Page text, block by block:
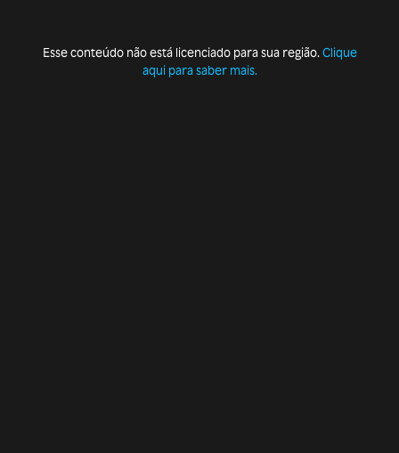
Esse conteúdo não está licenciado para sua região. Clique
aqui para saber mais.